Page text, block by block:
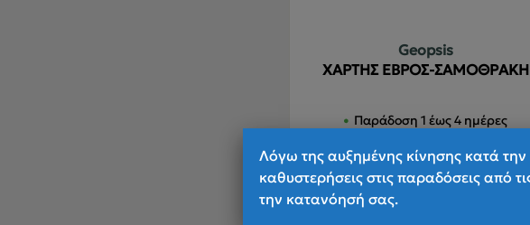
Geopsis
ΧΑΡΤΗΣ ΕΒΡΟΣ-ΣΑΜΟΘΡΑΚΗ
Παράδοση 1 έως 4 ημέρες
€
Λόγω της αυξημένης κίνησης κατά
καθυστερήσεις στις παραδόσεις από
την κατανόησή σας.